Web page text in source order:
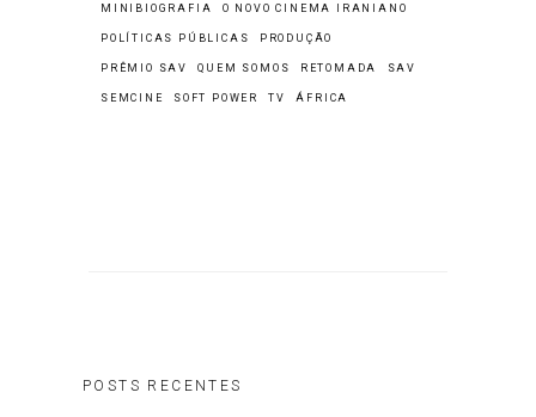
MINIBIOGRAFIA O NOVO CINEMA IRANIANO
POLÍTICAS PÚBLICAS PRODUÇÃO
PRÊMIO SAV QUEM SOMOS RETOMADA SAV
SEMCINE SOFT POWER TV ÁFRICA
POSTS RECENTES